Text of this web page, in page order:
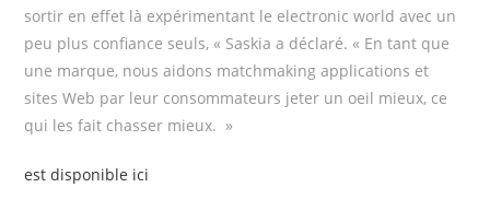
sortir en effet là expérimentant le electronic world avec un
peu plus confiance seuls, « Saskia a déclaré. « En tant que
une marque, nous aidons matchmaking applications et
sites Web par leur consommateurs jeter un oeil mieux, ce
qui les fait chasser mieux. »
est disponible ici